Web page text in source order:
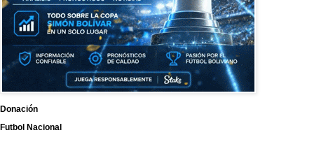
Donación
Futbol Nacional